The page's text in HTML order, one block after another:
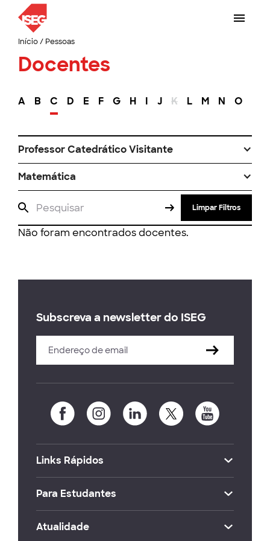
Início/ Pessoas
Docentes
A B C D E F G H I J K L M N O
Professor Catedrático Visitante
Matemática
Limpar Filtros
Não foram encontrados docentes.
Subscreva a newsletter do ISEG
Links Rápidos
Para Estudantes
Atualidade